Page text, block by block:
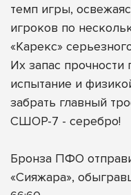
темп игры,
игроков по
«Карекс»
Их запас
испытание и
забрать главный
СШОР-7 - серебро!
Бронза ПФО
«Сияжара»,